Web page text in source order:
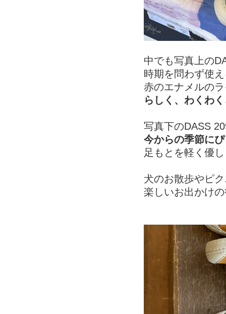
中でも写真上の
時期を問わず使
赤のエナメルの
らしく、わくわ
写真下のDASS
今からの季節に
足もとを軽く優
犬のお散歩やピ
楽しいお出かけ